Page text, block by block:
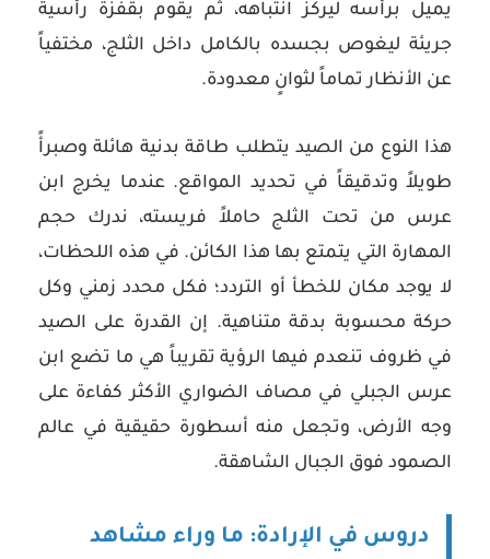
يميل برأسه ليركز انتباهه، ثم يقوم بقفزة رأسية
جريئة ليغوص بجسده بالكامل داخل الثلج، مختفياً
عن الأنظار تماماً لثوانٍ معدودة.
هذا النوع من الصيد يتطلب طاقة بدنية هائلة وصبرأً
طويلاً وتدقيقاً في تحديد المواقع. عندما يخرج ابن
عرس من تحت الثلج حاملاً فريسته، ندرك حجم
المهارة التي يتمتع بها هذا الكائن. في هذه اللحظات،
لا يوجد مكان للخطأ أو التردد؛ فكل محدد زمني وكل
حركة محسوبة بدقة متناهية. إن القدرة على الصيد
في ظروف تنعدم فيها الرؤية تقريباً هي ما تضع ابن
عرس الجبلي في مصاف الضواري الأكثر كفاءة على
وجه الأرض، وتجعل منه أسطورة حقيقية في عالم
الصمود فوق الجبال الشاهقة.
دروس في الإرادة: ما وراء مشاهد